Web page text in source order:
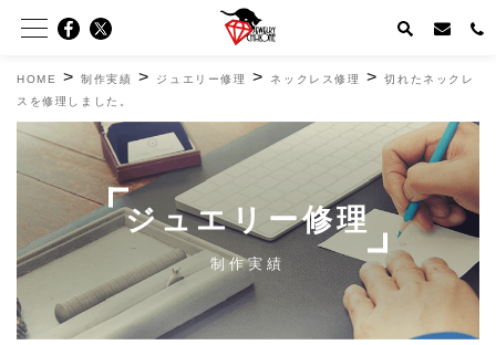
HOME >制作実績 > ジュエリー修理 > ネックレス修理 >切れたネックレ
スを修理しました。
ジュエリー修理
制作実績